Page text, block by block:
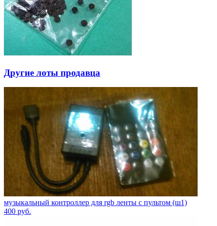
Другие лоты продавца
музыкальный контроллер для rgb ленты с пультом (ш1)
400 руб.